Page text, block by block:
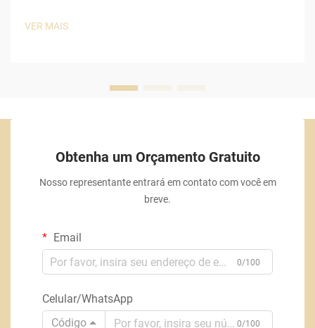
VER MAIS
Obtenha um Orçamento Gratuito
Nosso representante entrará em contato com você em
breve.
Email
0/100
Celular/WhatsApp
Código
0/100